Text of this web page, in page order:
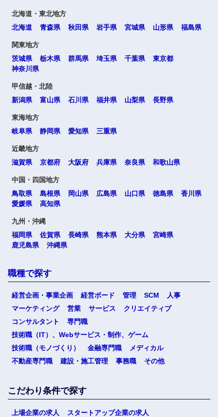
北海道・東北地方
北海道
青森県 秋田県 岩手県 宮城県 山形県 福島県
関東地方
茨城県
栃木県 群馬県 埼玉県 千葉県
東京都
神奈川県
甲信越・北陸
新潟県
富山県 石川県 福井県 山梨県 長野県
東海地方
岐阜県
静岡県 愛知県 三重県
近畿地方
滋賀県
京都府 大阪府 兵庫県 奈良県 和歌山県
中国・四国地方
鳥取県
島根県 岡山県 広島県 山口県 徳島県
香川県
愛媛県
高知県
九州・沖縄
福岡県
佐賀県 長崎県 熊本県 大分県
宮崎県
鹿児島県
沖縄県
職種で探す
経営企画・事業企画 経営ボード 管理 SCM
人事
マーケティング
営業 サービス
クリエイティブ
コンサルタント
専門職
技術職（IT）、Webサービス・制作、ゲーム
技術職（モノづくり）
金融専門職
メディカル
不動産専門職
建設・施工管理 事務職 その他
こだわり条件で探す
上場企業の求人
スタートアップ企業の求人